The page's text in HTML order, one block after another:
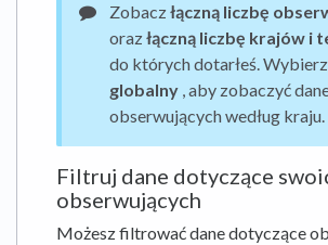
Zobaczłączną liczbę
orazłączną liczbę krajów i
do których dotarłeś. Wybierz
globalny , aby zobaczyć
obserwujących według kraju.
Filtruj dane dotyczące
obserwujących
Możesz filtrować dane dotyczące